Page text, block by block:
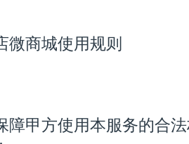
微商城使用规则
障甲方使用本服务的合